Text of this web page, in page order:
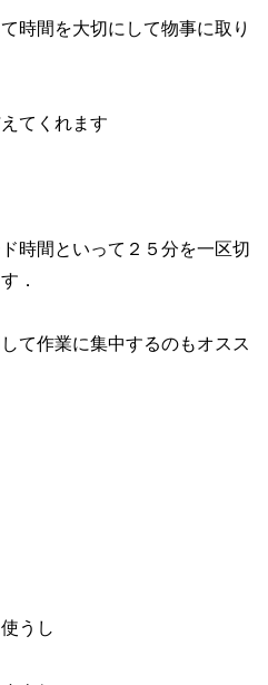
時間を大切にして物事に取り
てくれます
時間といって２５分を一区切
．
て作業に集中するのもオスス
うし